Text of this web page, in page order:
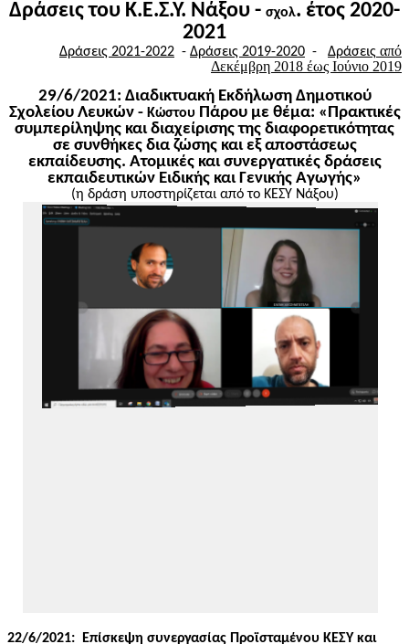
Δράσεις του Κ.Ε.Σ.Υ. Νάξου - σχολ. έτος 2020-
2021
Δράσεις 2021-2022 - Δράσεις 2019-2020 - Δράσεις από
Δεκέμβρη 2018 έως Ιούνιο 2019
29/6/2021: Διαδικτυακή Εκδήλωση Δημοτικού
Σχολείου Λευκών - ΚώστουΠάρου με θέμα: «Πρακτικές
συμπερίληψης και διαχείρισης της διαφορετικότητας
σε συνθήκες δια ζώσης και εξ αποστάσεως
εκπαίδευσης. Ατομικές και συνεργατικές δράσεις
εκπαιδευτικών Ειδικής και Γενικής Αγωγής»
(η δράση υποστηρίζεται από το ΚΕΣΥ Νάξου)
22/6/2021:
Επίσκεψη συνεργασίας Προϊσταμένου ΚΕΣΥ και